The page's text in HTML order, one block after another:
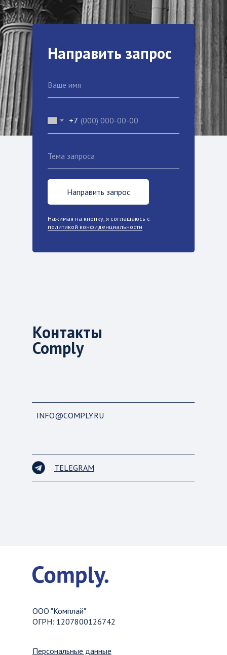
Нажимая на кнопку, я соглашаюсь с
политикой конфиденциальности
Направить запрос
+7
Направить запрос
Контакты
Comply
TELEGRAM
INFO@COMPLY.RU
ООО "Комплай"
ОГРН: 1207800126742
Персональные данные